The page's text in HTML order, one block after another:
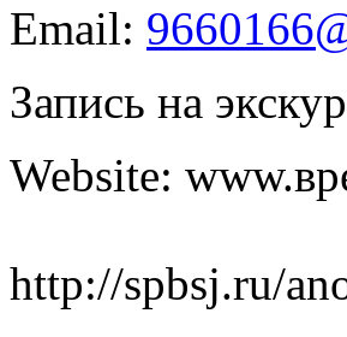
Email:
Запись на
Website:
http://spbsj.ru/